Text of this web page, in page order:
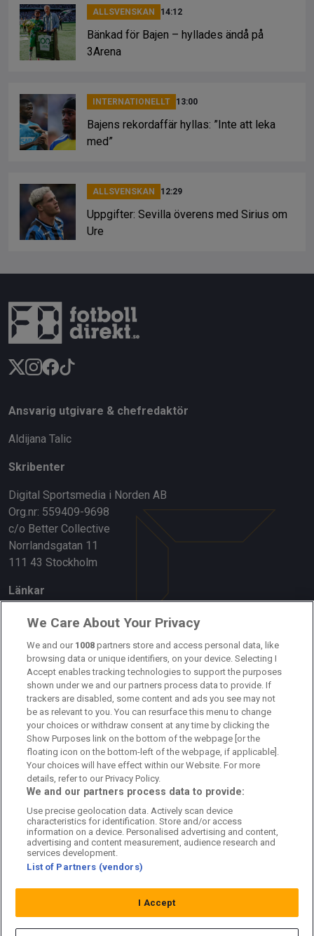
ALLSVENSKAN 14:12
Bänkad för Bajen – hyllades ändå på
3Arena
INTERNATIONELLT 13:00
Bajens rekordaffär hyllas: ”Inte att leka
med”
ALLSVENSKAN 12:29
Uppgifter: Sevilla överens med Sirius om
Ure
Ansvarig utgivare & chefredaktör
Aldijana Talic
Skribenter
Digital Sportsmedia i Norden AB
Org.nr: 559409-9698
c/o Better Collective
Norrlandsgatan 11
111 43 Stockholm
Länkar
Om oss
Kontakta oss
Kundtjänst
Sponsor: Rekatochklart
Annonsera på Fotbolldirekt
Redaktionell policy
Personuppgiftspolicy
Cookiepolicy
Arkiv
We Care About Your Privacy
We and our 1008 partners store and access personal data, like
browsing data or unique identifiers, on your device. Selecting I
Accept enables tracking technologies to support the purposes
shown under we and our partners process data to provide. If
trackers are disabled, some content and ads you see may not
be as relevant to you. You can resurface this menu to change
your choices or withdraw consent at any time by clicking the
Show Purposes link on the bottom of the webpage [or the
floating icon on the bottom-left of the webpage, if applicable].
Your choices will have effect within our Website. For more
details, refer to our Privacy Policy.
We and our partners process data to provide:
Use precise geolocation data. Actively scan device
characteristics for identification. Store and/or access
information on a device. Personalised advertising and content,
advertising and content measurement, audience research and
services development.
List of Partners (vendors)
I Accept